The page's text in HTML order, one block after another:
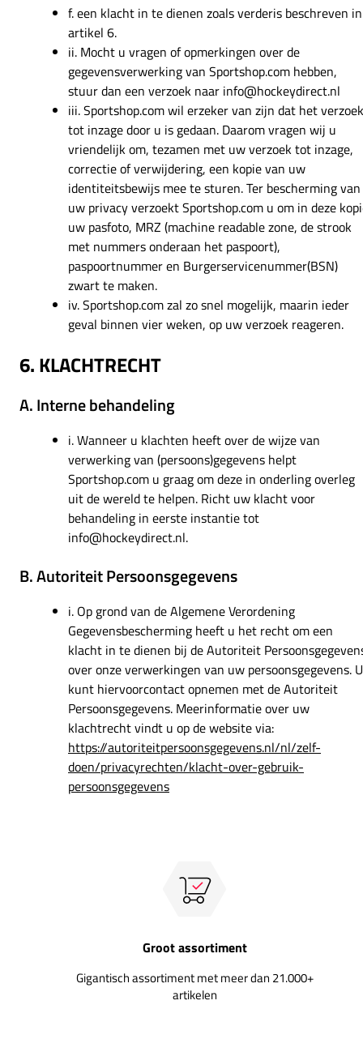
f. een klacht in te dienen zoals verderis beschreven in
artikel 6.
ii. Mocht u vragen of opmerkingen over de
gegevensverwerking van Sportshop.com hebben,
stuur dan een verzoek naar info@hockeydirect.nl
iii. Sportshop.com wil erzeker van zijn dat het verzoek
tot inzage door u is gedaan. Daarom vragen wij u
vriendelijk om, tezamen met uw verzoek tot inzage,
correctie of verwijdering, een kopie van uw
identiteitsbewijs mee te sturen. Ter bescherming van
uw privacy verzoekt Sportshop.com u om in deze
uw pasfoto, MRZ (machine readable zone, de strook
met nummers onderaan het paspoort),
paspoortnummer en Burgerservicenummer(BSN)
zwart te maken.
iv. Sportshop.com zal zo snel mogelijk, maarin ieder
geval binnen vier weken, op uw verzoek reageren.
6. KLACHTRECHT
A. Interne behandeling
i. Wanneer u klachten heeft over de wijze van
verwerking van (persoons)gegevens helpt
Sportshop.com u graag om deze in onderling overleg
uit de wereld te helpen. Richt uw klacht voor
behandeling in eerste instantie tot
info@hockeydirect.nl.
B. Autoriteit Persoonsgegevens
i. Op grond van de Algemene Verordening
Gegevensbescherming heeft u het recht om een
klacht in te dienen bij de Autoriteit
over onze verwerkingen van uw persoonsgegevens. U
kunt hiervoorcontact opnemen met de Autoriteit
Persoonsgegevens. Meerinformatie over uw
klachtrecht vindt u op de website via:
https://autoriteitpersoonsgegevens.nl/nl/zelf-
doen/privacyrechten/klacht-over-gebruik-
persoonsgegevens
Groot assortiment
Gigantisch assortiment met meer dan 21.000+
artikelen